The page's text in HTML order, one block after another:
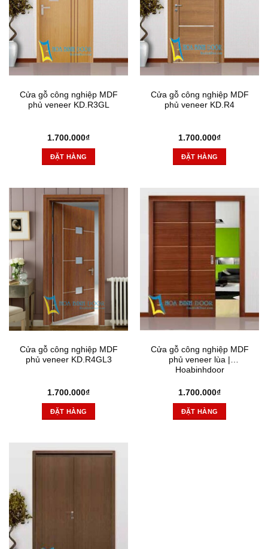
Cửa gỗ công nghiệp MDF
phủ veneer KD.R3GL
1.700.000₫
ĐẶT HÀNG
Cửa gỗ công nghiệp MDF
phủ veneer KD.R4
1.700.000₫
ĐẶT HÀNG
Cửa gỗ công nghiệp MDF
phủ veneer KD.R4GL3
1.700.000₫
ĐẶT HÀNG
Cửa gỗ công nghiệp MDF
phủ veneer lùa |
Hoabinhdoor
1.700.000₫
ĐẶT HÀNG